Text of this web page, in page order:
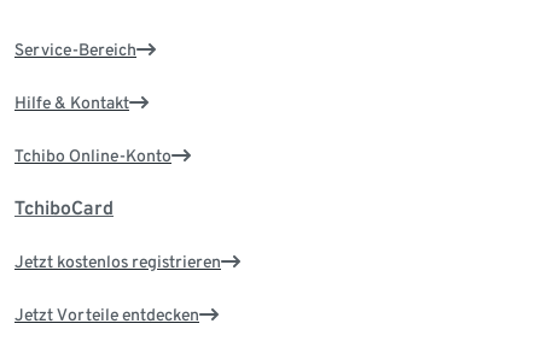
Service-Bereich
Hilfe & Kontakt
Tchibo Online-Konto
TchiboCard
Jetzt kostenlos registrieren
Jetzt Vorteile entdecken